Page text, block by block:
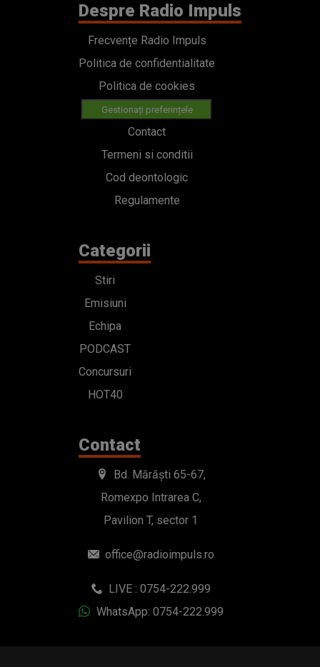
Despre Radio Impuls
Frecvențe Radio Impuls
Politica de confidentialitate
Politica de cookies
Gestionați preferințele
Contact
Termeni si conditii
Cod deontologic
Regulamente
Categorii
Stiri
Emisiuni
Echipa
PODCAST
Concursuri
HOT40
Contact
Bd. Mărăști 65-67,
Romexpo Intrarea C,
Pavilion T, sector 1
office@radioimpuls.ro
LIVE : 0754-222.999
WhatsApp: 0754-222.999